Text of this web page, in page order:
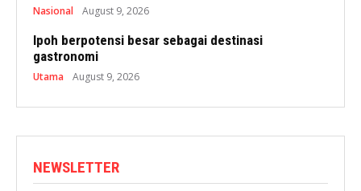
Nasional August 9, 2026
Ipoh berpotensi besar sebagai destinasi
gastronomi
Utama August 9, 2026
NEWSLETTER